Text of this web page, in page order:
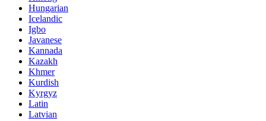
Hungarian
Icelandic
Igbo
Javanese
Kannada
Kazakh
Khmer
Kurdish
Kyrgyz
Latin
Latvian